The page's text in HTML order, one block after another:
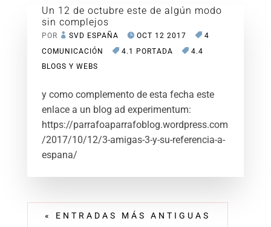
Un 12 de octubre este de algún modo
sin complejos
POR SVD ESPAÑA OCT 12 2017
4
COMUNICACIÓN
4.1 PORTADA
4.4
BLOGS Y WEBS
y como complemento de esta fecha este
enlace a un blog ad experimentum:
https://parrafoaparrafoblog.wordpress.com
/2017/10/12/3-amigas-3-y-su-referencia-a-
espana/
« ENTRADAS MÁS ANTIGUAS